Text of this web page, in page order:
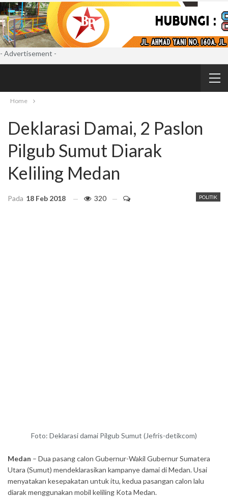
- Advertisement -
Home
Deklarasi Damai, 2 Paslon
Pilgub Sumut Diarak
Keliling Medan
POLITIK
Pada 18 Feb 2018 320
Foto: Deklarasi damai Pilgub Sumut (Jefris-detikcom)
Medan – Dua pasang calon Gubernur-Wakil Gubernur Sumatera
Utara (Sumut) mendeklarasikan kampanye damai di Medan. Usai
menyatakan kesepakatan untuk itu, kedua pasangan calon lalu
diarak menggunakan mobil keliling Kota Medan.